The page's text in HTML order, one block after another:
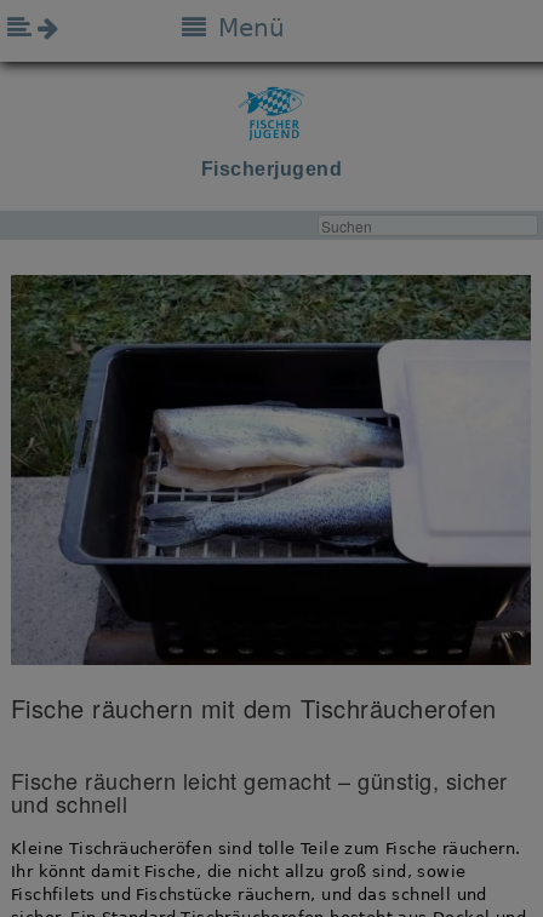
Fischerjugend
Menü
Fische räuchern mit dem Tischräucherofen
Fische räuchern leicht gemacht – günstig, sicher
und schnell
Kleine Tischräucheröfen sind tolle Teile zum Fische räuchern.
Ihr könnt damit Fische, die nicht allzu groß sind, sowie
Fischfilets und Fischstücke räuchern, und das schnell und